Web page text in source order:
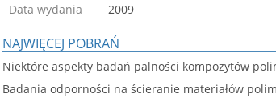
Data wydania 2009
NAJWIĘCEJ POBRAŃ
Niektóre aspekty badań palności kompozytów
Badania odporności na ścieranie materiałów